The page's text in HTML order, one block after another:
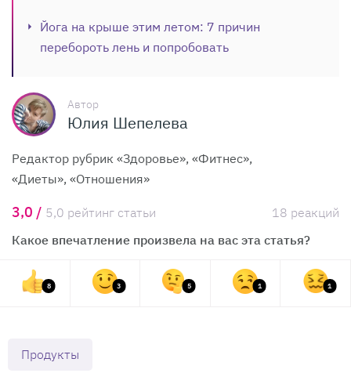
Йога на крыше этим летом: 7 причин
перебороть лень и попробовать
Автор
Юлия Шепелева
Редактор рубрик «Здоровье», «Фитнес»,
«Диеты», «Отношения»
3,0 / 5,0 рейтинг статьи
18 реакций
Какое впечатление произвела на вас эта статья?
8 3 5 1 1
Продукты